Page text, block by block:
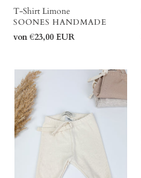
T-Shirt Limone
VERKÄUFER
SOONES HANDMADE
Normaler
von €23,00 EUR
Rib
Leggings
Natur